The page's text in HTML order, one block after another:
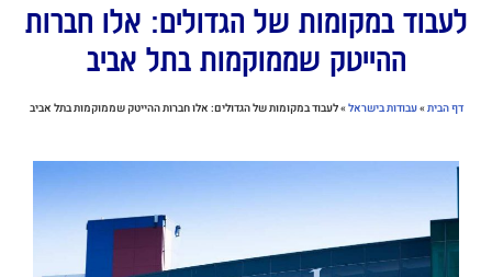
לעבוד במקומות של הגדולים: אלו חברות
ההייטק שממוקמות בתל אביב
דף הבית»עבודות בישראל»לעבוד במקומות של הגדולים: אלו חברות ההייטק שממוקמות בתל אביב